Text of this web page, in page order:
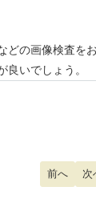
の画像検査を
いでしょう。
前の記事
前へ 次
次